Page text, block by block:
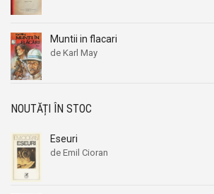
Muntii in flacari
de Karl May
NOUTĂȚI ÎN STOC
Eseuri
de Emil Cioran